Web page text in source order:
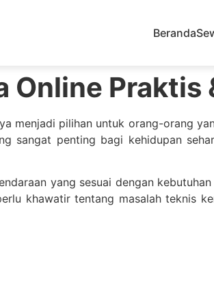
Beranda
Online Praktis
menjadi pilihan untuk orang-orang
sangat penting bagi kehidupan
yang sesuai dengan
khawatir tentang masalah teknis